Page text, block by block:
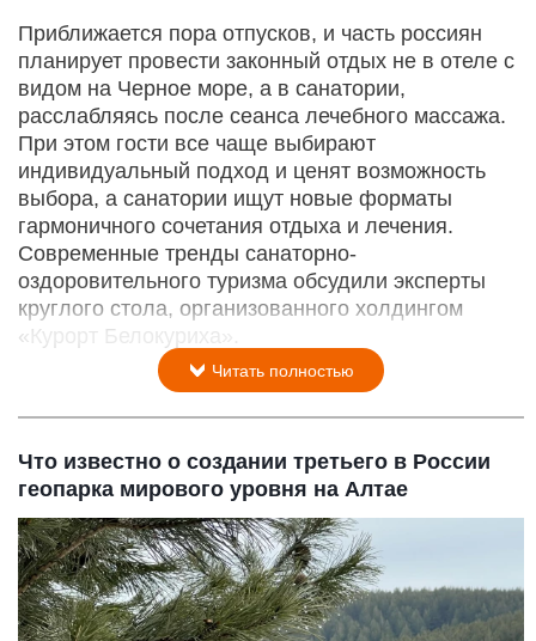
Приближается пора отпусков, и часть россиян
планирует провести законный отдых не в отеле с
видом на Черное море, а в санатории,
расслабляясь после сеанса лечебного массажа.
При этом гости все чаще выбирают
индивидуальный подход и ценят возможность
выбора, а санатории ищут новые форматы
гармоничного сочетания отдыха и лечения.
Современные тренды санаторно-
оздоровительного туризма обсудили эксперты
круглого стола, организованного холдингом
«Курорт Белокуриха».
Читать полностью
Что известно о создании третьего в России
геопарка мирового уровня на Алтае